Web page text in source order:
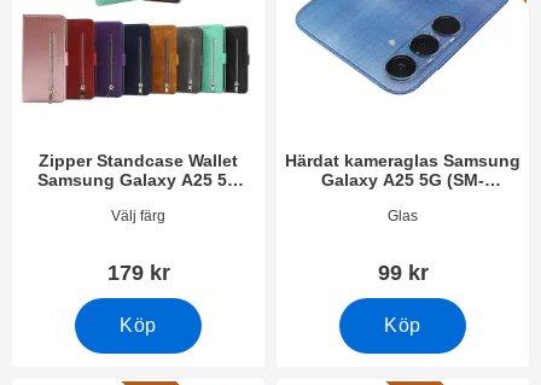
Zipper Standcase Wallet
Samsung Galaxy A25 5G
Art. nr 49780Välj färg
179 kr
Köp
Härdat kameraglas Samsung
Galaxy A25 5G (SM-
Glas
99 kr
Köp